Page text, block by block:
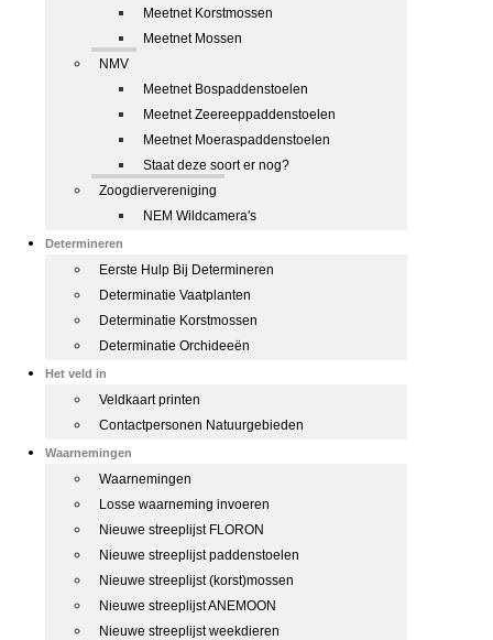
Meetnet Korstmossen
Meetnet Mossen
NMV
Meetnet Bospaddenstoelen
Meetnet Zeereeppaddenstoelen
Meetnet Moeraspaddenstoelen
Staat deze soort er nog?
Zoogdiervereniging
NEM Wildcamera's
Determineren
Eerste Hulp Bij Determineren
Determinatie Vaatplanten
Determinatie Korstmossen
Determinatie Orchideeën
Het veld in
Veldkaart printen
Contactpersonen Natuurgebieden
Waarnemingen
Waarnemingen
Losse waarneming invoeren
Nieuwe streeplijst FLORON
Nieuwe streeplijst paddenstoelen
Nieuwe streeplijst (korst)mossen
Nieuwe streeplijst ANEMOON
Nieuwe streeplijst weekdieren